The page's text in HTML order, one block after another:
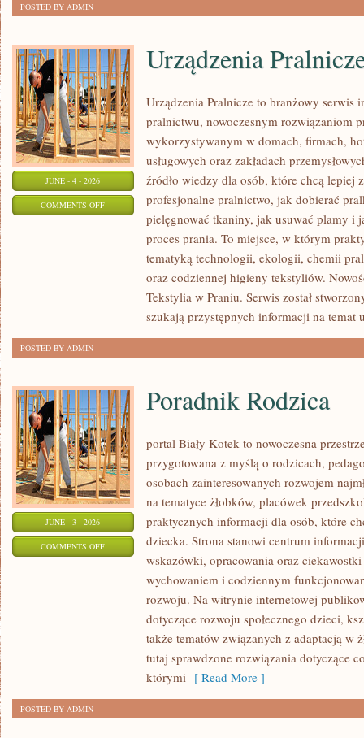
POSTED BY ADMIN
JUNE - 4 - 2026
COMMENTS OFFON
URZĄDZENIA
PRALNICZE
Urządzenia
Urządzenia Pralnicze to branżowy serwis
pralnictwu, nowoczesnym rozwiązaniom
wykorzystywanym w domach, firmach,
usługowych oraz zakładach
źródło wiedzy dla osób, które chcą lepiej
profesjonalne pralnictwo, jak dobierać
pielęgnować tkaniny, jak usuwać plamy i
proces prania. To miejsce, w którym
tematyką technologii, ekologii, chemii
oraz codziennej higieny tekstyliów.
Tekstylia w Praniu. Serwis został
szukają przystępnych informacji na temat
POSTED BY ADMIN
JUNE - 3 - 2026
COMMENTS OFFON
Poradnik Rodzica
portal Biały Kotek to nowoczesna
przygotowana z myślą o rodzicach,
osobach zainteresowanych rozwojem
na tematyce żłobków, placówek
praktycznych informacji dla osób, które
dziecka. Strona stanowi centrum
wskazówki, opracowania oraz
wychowaniem i codziennym
rozwoju. Na witrynie internetowej
dotyczące rozwoju społecznego dzieci,
także tematów związanych z adaptacją w
tutaj sprawdzone rozwiązania dotyczące
którymi [ Read More ]
POSTED BY ADMIN